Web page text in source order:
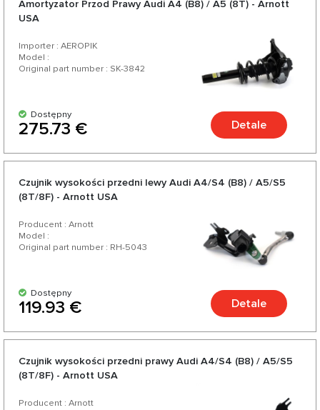
platformy. Istnieje długa wersja dla Chin. Model posiada
Amortyzator Przod Prawy Audi A4 (B8) / A5 (8T) - Arnott
USA
Importer : AEROPIK
Model :
Original part number : SK-3842
Dostępny
275.73 € Detale
Czujnik wysokości przedni lewy Audi A4/S4 (B8) / A5/S5
(8T/8F) - Arnott USA
Producent : Arnott
Model :
Original part number : RH-5043
Dostępny
119.93 € Detale
Czujnik wysokości przedni prawy Audi A4/S4 (B8) / A5/S5
(8T/8F) - Arnott USA
Producent : Arnott